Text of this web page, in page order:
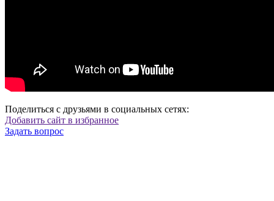
Поделиться с друзьями в социальных сетях:
Добавить сайт в избранное
Задать вопрос